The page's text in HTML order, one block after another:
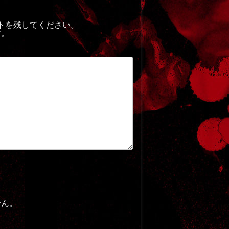
残してください。
。